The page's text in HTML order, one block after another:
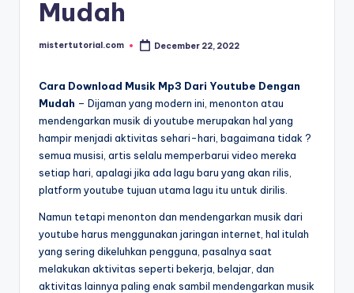
Mudah
Posted
mistertutorial.com December 22, 2022
Cara Download Musik Mp3 Dari Youtube Dengan
Mudah – Dijaman yang modern ini, menonton atau
mendengarkan musik di youtube merupakan hal yang
hampir menjadi aktivitas sehari-hari, bagaimana tidak ?
semua musisi, artis selalu memperbarui video mereka
setiap hari, apalagi jika ada lagu baru yang akan rilis,
platform youtube tujuan utama lagu itu untuk dirilis.
Namun tetapi menonton dan mendengarkan musik dari
youtube harus menggunakan jaringan internet, hal itulah
yang sering dikeluhkan pengguna, pasalnya saat
melakukan aktivitas seperti bekerja, belajar, dan
aktivitas lainnya paling enak sambil mendengarkan musik